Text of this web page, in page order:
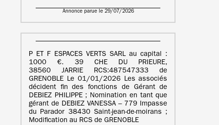
Annonce parue le 29/07/2026
P ET F ESPACES VERTS SARL au capital :
1000 €. 39 CHE DU PRIEURE,
38560 JARRIE RCS:487547333 de
GRENOBLE Le 01/01/2026 Les associés
décident fin des fonctions de Gérant de
DEBIEZ PHILIPPE ; Nomination en tant que
gérant de DEBIEZ VANESSA – 779 Impasse
du Parador 38430 Saint-jean-de-moirans ;
Modification au RCS de GRENOBLE